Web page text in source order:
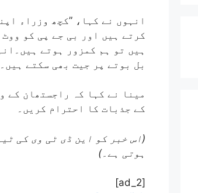
انہوں نے کہا، ”کچھ وزراء
کرتے ہیں اور بی جے پی کو
ہیں تو ہم کمزور ہوتے
بل بوتے پر جیت بھی سکتے ہیں۔
مینا نے کہا کہ راجستھان کے
کے جذبات کا احترام کریں۔
(اس خبر کو این ڈی ٹی وی کی
ہوتی ہے۔)
[ad_2]